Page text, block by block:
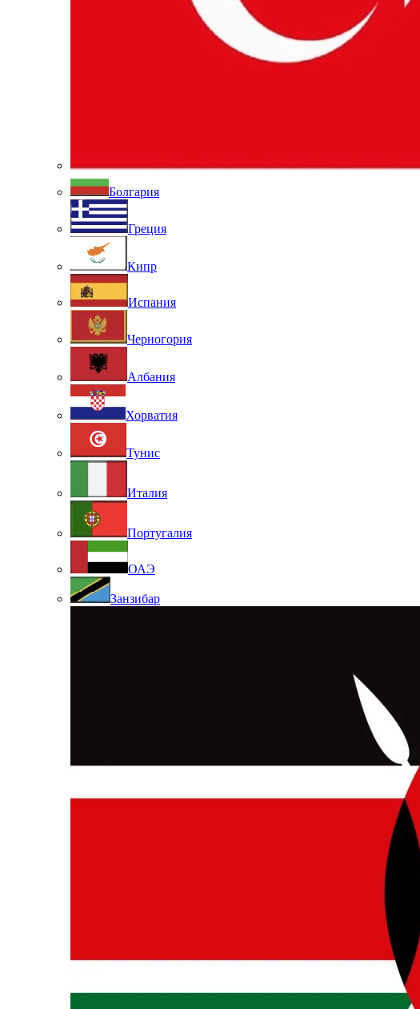
Болгария
Греция
Кипр
Испания
Черногория
Албания
Хорватия
Тунис
Италия
Португалия
ОАЭ
Занзибар